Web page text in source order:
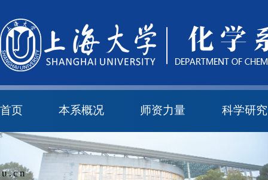
首页 本系概况
本系简介
机构设置
本科培养委员会
教学与科研研究所
化学实验中心
师资力量 科学研究